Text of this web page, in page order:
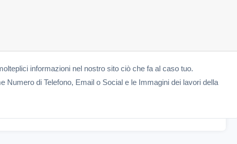
informazioni nel nostro sito ciò che fa al caso tuo.
di Telefono, Email o Social e le Immagini dei lavori della